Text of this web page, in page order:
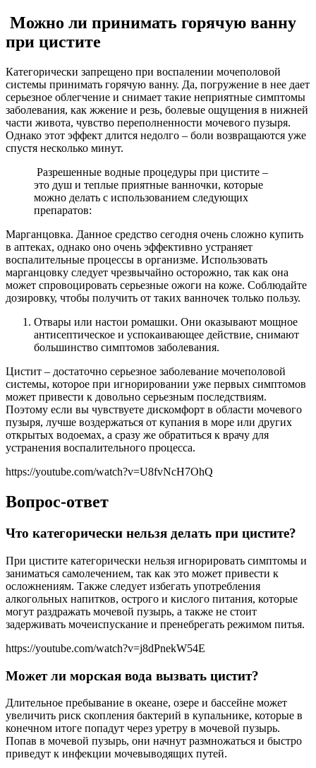
Можно ли принимать горячую ванну
при цистите
Категорически запрещено при воспалении мочеполовой
системы принимать горячую ванну. Да, погружение в нее дает
серьезное облегчение и снимает такие неприятные симптомы
заболевания, как жжение и резь, болевые ощущения в нижней
части живота, чувство переполненности мочевого пузыря.
Однако этот эффект длится недолго – боли возвращаются уже
спустя несколько минут.
Разрешенные водные процедуры при цистите –
это душ и теплые приятные ванночки, которые
можно делать с использованием следующих
препаратов:
Марганцовка. Данное средство сегодня очень сложно купить
в аптеках, однако оно очень эффективно устраняет
воспалительные процессы в организме. Использовать
марганцовку следует чрезвычайно осторожно, так как она
может спровоцировать серьезные ожоги на коже. Соблюдайте
дозировку, чтобы получить от таких ванночек только пользу.
Отвары или настои ромашки. Они оказывают мощное
антисептическое и успокаивающее действие, снимают
большинство симптомов заболевания.
Цистит – достаточно серьезное заболевание мочеполовой
системы, которое при игнорировании уже первых симптомов
может привести к довольно серьезным последствиям.
Поэтому если вы чувствуете дискомфорт в области мочевого
пузыря, лучше воздержаться от купания в море или других
открытых водоемах, а сразу же обратиться к врачу для
устранения воспалительного процесса.
https://youtube.com/watch?v=U8fvNcH7OhQ
Вопрос-ответ
Что категорически нельзя делать при цистите?
При цистите категорически нельзя игнорировать симптомы и
заниматься самолечением, так как это может привести к
осложнениям. Также следует избегать употребления
алкогольных напитков, острого и кислого питания, которые
могут раздражать мочевой пузырь, а также не стоит
задерживать мочеиспускание и пренебрегать режимом питья.
https://youtube.com/watch?v=j8dPnekW54E
Может ли морская вода вызвать цистит?
Длительное пребывание в океане, озере и бассейне может
увеличить риск скопления бактерий в купальнике, которые в
конечном итоге попадут через уретру в мочевой пузырь.
Попав в мочевой пузырь, они начнут размножаться и быстро
приведут к инфекции мочевыводящих путей.